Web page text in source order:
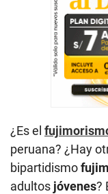
¿Es el
peruana? ¿Hay
bipartidismo
adultos jóvenes?